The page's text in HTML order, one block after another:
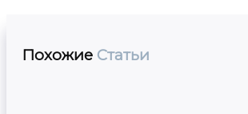
Похожие Статьи